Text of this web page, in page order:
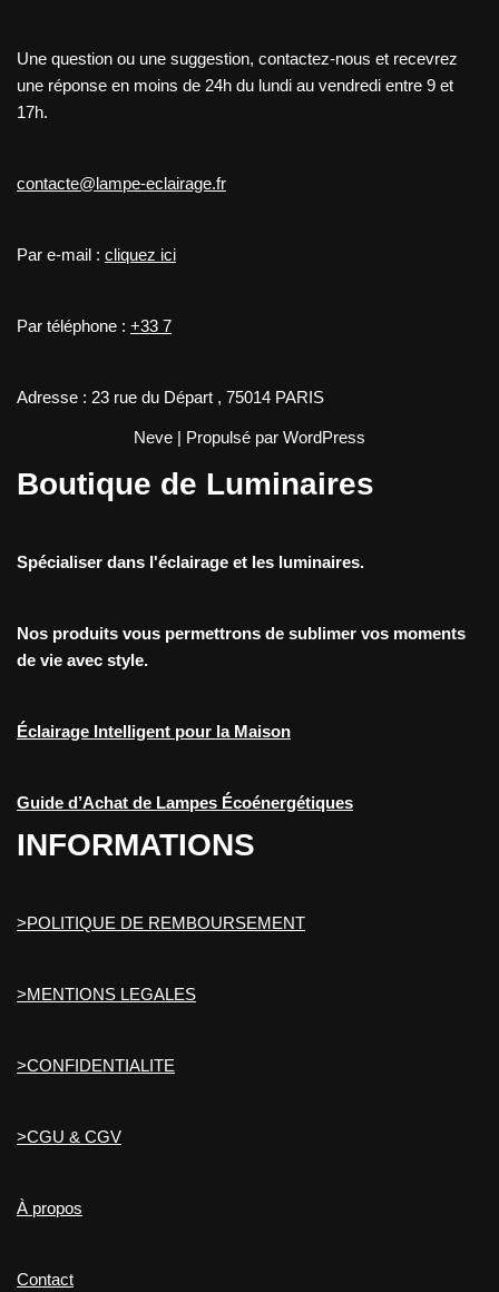
Une question ou une suggestion, contactez-nous et recevrez
une réponse en moins de 24h du lundi au vendredi entre 9 et
17h.
contacte@lampe-eclairage.fr
Par e-mail : cliquez ici
Par téléphone : +33 7
Adresse : 23 rue du Départ , 75014 PARIS
Neve | Propulsé par WordPress
Boutique de Luminaires
Spécialiser dans l'éclairage et les luminaires.
Nos produits vous permettrons de sublimer vos moments
de vie avec style.
Éclairage Intelligent pour la Maison
Guide d’Achat de Lampes Écoénergétiques
INFORMATIONS
>POLITIQUE DE REMBOURSEMENT
>MENTIONS LEGALES
>CONFIDENTIALITE
>CGU & CGV
À propos
Contact